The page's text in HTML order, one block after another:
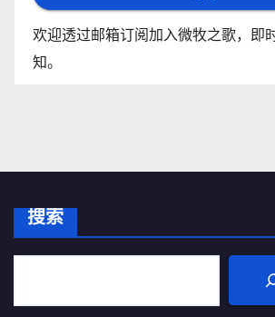
欢迎透过邮箱订阅加入微牧之歌，即
知。
搜索